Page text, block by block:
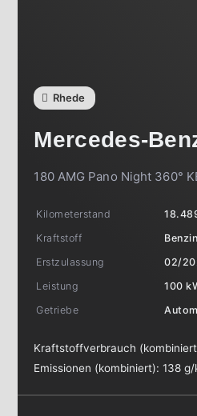
Rhede
Mercedes-
180 AMG Pano Night 360°
Kilometerstand
Kraftstoff
Benzin
Erstzulassung
02/
Leistung
100
Getriebe
Kraftstoffverbrauch
Emissionen (kombiniert):138 g/